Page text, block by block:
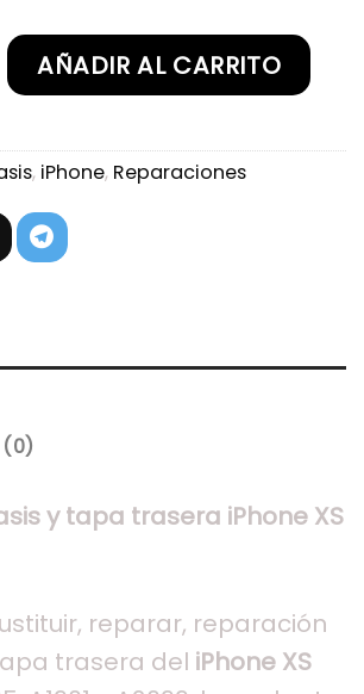
iPhone XS Dorado
AÑADIR AL CARRITO
, iPhone, Reparaciones
(0)
y tapa trasera iPhone XS
reparar, reparación
trasera del iPhone XS